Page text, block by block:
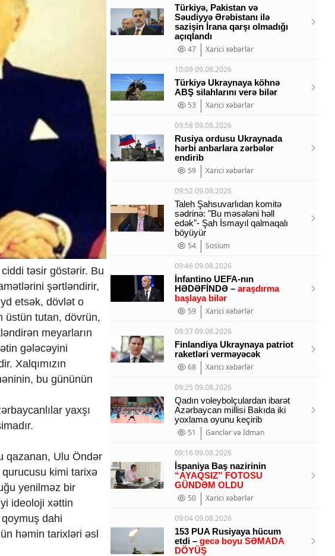
təsir göstərir. Bu
şərtləndirir,
etsək, dövlət o
üstün tutan, dövrün,
meyarların
gələcəyini
Xalqımızın
bu gününün
yaxşı
qazanan, Ulu Öndər
kimi tarixə
yenilməz bir
ideoloji xəttin
dahi
həmin tarixləri əsl
Türkiyə, Pakistan və
Səudiyyə Ərəbistanı ilə
sazişin İrana qarşı olmadığı
açıqlandı
47
Xarici xəbərlər
10:09 09.08.2026
Türkiyə Ukraynaya köhnə
ABŞ silahlarını verə bilər
53
Xarici xəbərlər
09:58 09.08.2026
Rusiya ordusu Ukraynada
hərbi anbarlara zərbələr
endirib
59
Xarici xəbərlər
09:52 09.08.2026
Taleh Şahsuvarlıdan komitə
sədrinə: "Bu məsələni həll
edək"- Şah İsmayıl qalmaqalı
böyüyür
54
Sosium
09:46 09.08.2026
İnfantino UEFA-nın
HƏDƏFİNDƏ – araşdırma
başlaya bilər
59
Xarici xəbərlər
09:37 09.08.2026
Finlandiya Ukraynaya patriot
raketləri verməyəcək
68
Xarici xəbərlər
09:25 09.08.2026
Qadın voleybolçulardan ibarət
Azərbaycan millisi Bakıda iki
yoxlama oyunu keçirib
51
Gənclər və İdman
09:16 09.08.2026
İspaniya Baş nazirinin
“AYAQSIZ” FOTOSU
GÜNDƏM OLDU
50
Xarici xəbərlər
09:04 09.08.2026
153 PUA Rusiyaya hücum
etdi – gecə boyu SƏMADA
DÖYÜŞ